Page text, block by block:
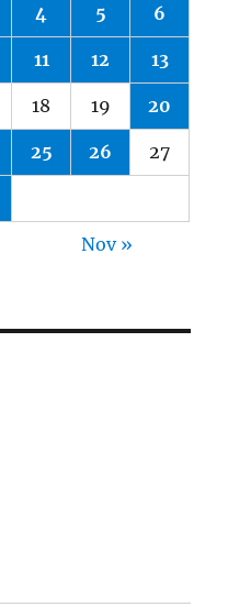
4 5 6
11 12 13
18 19 20
25 26 27
Nov »